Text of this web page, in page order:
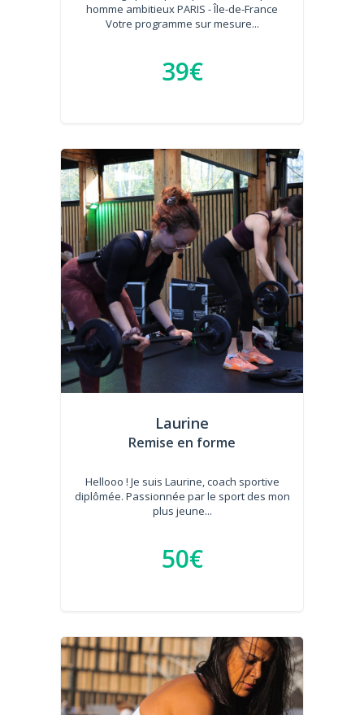
homme ambitieux PARIS - Île-de-France
Votre programme sur mesure...
39€
Laurine
Remise en forme
Hellooo ! Je suis Laurine, coach sportive
diplômée. Passionnée par le sport des mon
plus jeune...
50€